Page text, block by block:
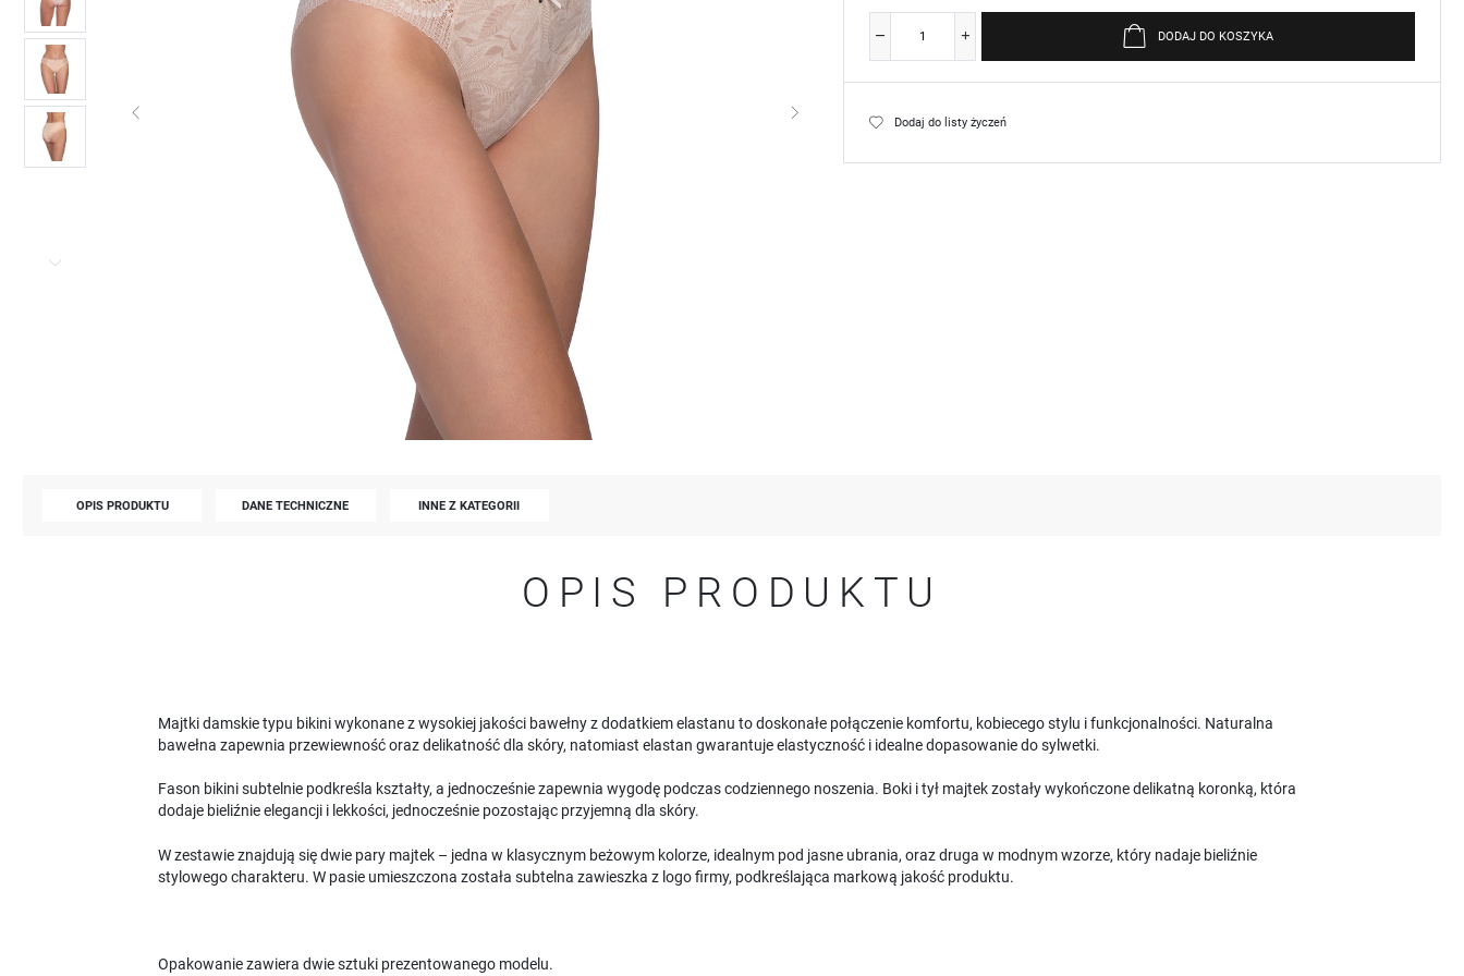
DODAJ DO KOSZYKA
Dodaj do listy życzeń
OPIS PRODUKTU DANE TECHNICZNE INNE Z KATEGORII
OPIS PRODUKTU
Majtki damskie typu bikini wykonane z wysokiej jakości bawełny z dodatkiem elastanu to doskonałe połączenie komfortu, kobiecego stylu i funkcjonalności. Naturalna
bawełna zapewnia przewiewność oraz delikatność dla skóry, natomiast elastan gwarantuje elastyczność i idealne dopasowanie do sylwetki.
Fason bikini subtelnie podkreśla kształty, a jednocześnie zapewnia wygodę podczas codziennego noszenia. Boki i tył majtek zostały wykończone delikatną koronką, która
dodaje bieliźnie elegancji i lekkości, jednocześnie pozostając przyjemną dla skóry.
W zestawie znajdują się dwie pary majtek – jedna w klasycznym beżowym kolorze, idealnym pod jasne ubrania, oraz druga w modnym wzorze, który nadaje bieliźnie
stylowego charakteru. W pasie umieszczona została subtelna zawieszka z logo firmy, podkreślająca markową jakość produktu.
Opakowanie zawiera dwie sztuki prezentowanego modelu.